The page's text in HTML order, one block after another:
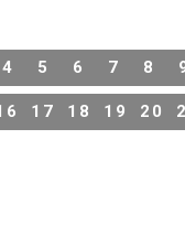
tắt camera chuẩn xác.
giản và nhanh chóng.
4 5 6 7 8
17 18 19 20